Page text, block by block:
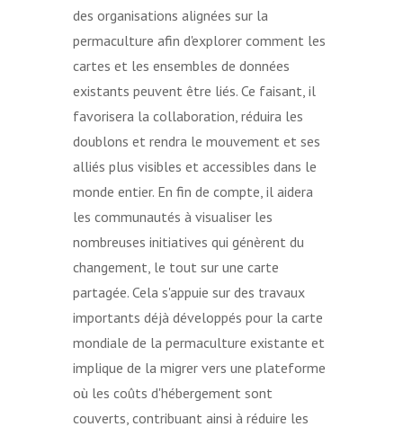
des organisations alignées sur la
permaculture afin d'explorer comment les
cartes et les ensembles de données
existants peuvent être liés. Ce faisant, il
favorisera la collaboration, réduira les
doublons et rendra le mouvement et ses
alliés plus visibles et accessibles dans le
monde entier. En fin de compte, il aidera
les communautés à visualiser les
nombreuses initiatives qui génèrent du
changement, le tout sur une carte
partagée. Cela s'appuie sur des travaux
importants déjà développés pour la carte
mondiale de la permaculture existante et
implique de la migrer vers une plateforme
où les coûts d'hébergement sont
couverts, contribuant ainsi à réduire les